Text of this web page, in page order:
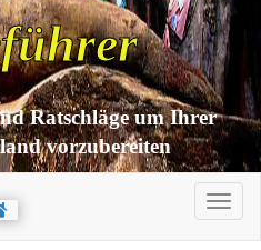
Ratschläge um Ihrer
vorzubereiten